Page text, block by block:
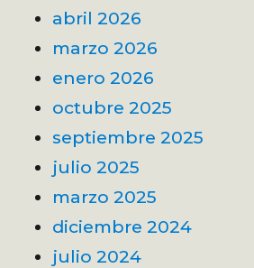
abril 2026
marzo 2026
enero 2026
octubre 2025
septiembre 2025
julio 2025
marzo 2025
diciembre 2024
julio 2024